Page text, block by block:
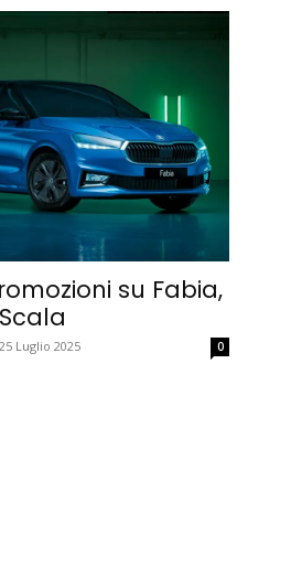
su Fabia,
25 Luglio 2025 0